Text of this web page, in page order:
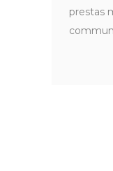
prestas